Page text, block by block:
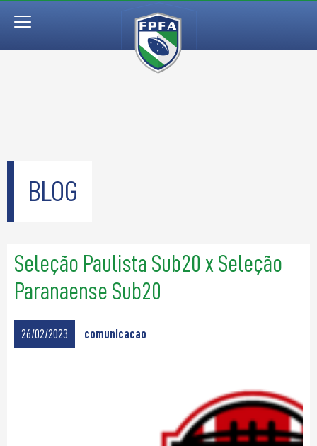
BLOG
Seleção Paulista Sub20 x Seleção
Paranaense Sub20
26/02/2023 comunicacao